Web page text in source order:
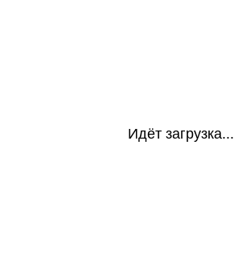
Идёт загрузка...